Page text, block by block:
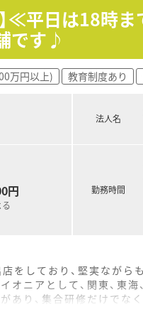
】≪平日は18時
です♪
万円以上) 教育制度あり
円
法人名
勤務時間
をしており、堅実ながら
ニアとして、関東、東
あり、集合研修だけでな